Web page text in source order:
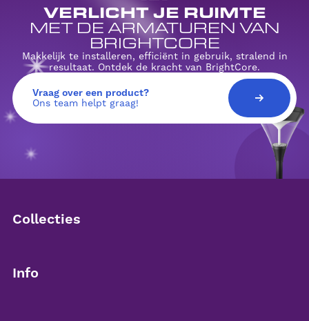
VERLICHT JE RUIMTE
MET DE ARMATUREN VAN
BRIGHTCORE
Makkelijk te installeren, efficiënt in gebruik, stralend in
resultaat. Ontdek de kracht van BrightCore.
Vraag over een product?
Ons team helpt graag!
Collecties
Info